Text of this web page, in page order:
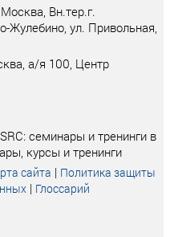
Вн.тер.г.
Жулебино, ул. Привольная,
, а/я 100, Центр
SRC: семинары и тренинги в
курсы и тренинги
сайта | Политика защиты
| Глоссарий